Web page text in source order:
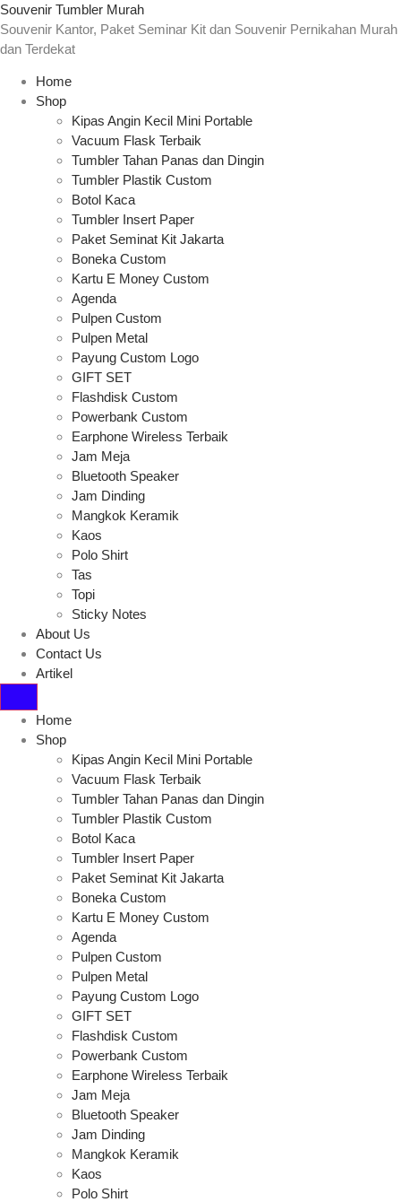
Souvenir Tumbler Murah
Souvenir Kantor, Paket Seminar Kit dan Souvenir Pernikahan Murah
dan Terdekat
Home
Shop
Kipas Angin Kecil Mini Portable
Vacuum Flask Terbaik
Tumbler Tahan Panas dan Dingin
Tumbler Plastik Custom
Botol Kaca
Tumbler Insert Paper
Paket Seminat Kit Jakarta
Boneka Custom
Kartu E Money Custom
Agenda
Pulpen Custom
Pulpen Metal
Payung Custom Logo
GIFT SET
Flashdisk Custom
Powerbank Custom
Earphone Wireless Terbaik
Jam Meja
Bluetooth Speaker
Jam Dinding
Mangkok Keramik
Kaos
Polo Shirt
Tas
Topi
Sticky Notes
About Us
Contact Us
Artikel
Home
Shop
Kipas Angin Kecil Mini Portable
Vacuum Flask Terbaik
Tumbler Tahan Panas dan Dingin
Tumbler Plastik Custom
Botol Kaca
Tumbler Insert Paper
Paket Seminat Kit Jakarta
Boneka Custom
Kartu E Money Custom
Agenda
Pulpen Custom
Pulpen Metal
Payung Custom Logo
GIFT SET
Flashdisk Custom
Powerbank Custom
Earphone Wireless Terbaik
Jam Meja
Bluetooth Speaker
Jam Dinding
Mangkok Keramik
Kaos
Polo Shirt